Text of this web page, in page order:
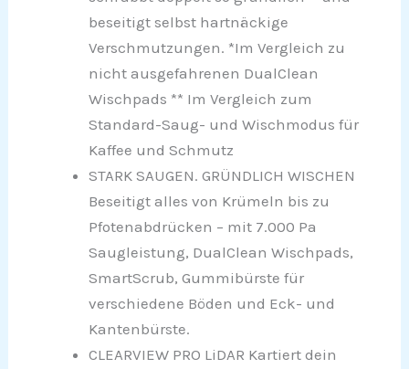
beseitigt selbst hartnäckige
Verschmutzungen. *Im Vergleich zu
nicht ausgefahrenen DualClean
Wischpads ** Im Vergleich zum
Standard-Saug- und Wischmodus für
Kaffee und Schmutz
STARK SAUGEN. GRÜNDLICH WISCHEN
Beseitigt alles von Krümeln bis zu
Pfotenabdrücken – mit 7.000 Pa
Saugleistung, DualClean Wischpads,
SmartScrub, Gummibürste für
verschiedene Böden und Eck- und
Kantenbürste.
CLEARVIEW PRO LiDAR Kartiert dein